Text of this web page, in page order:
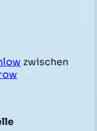
zwischen